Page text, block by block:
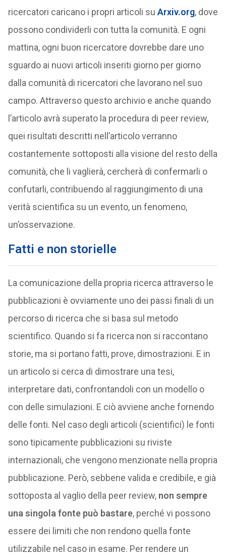
ricercatori caricano i propri articoli su Arxiv.org, dove
possono condividerli con tutta la comunità. E ogni
mattina, ogni buon ricercatore dovrebbe dare uno
sguardo ai nuovi articoli inseriti giorno per giorno
dalla comunità di ricercatori che lavorano nel suo
campo. Attraverso questo archivio e anche quando
l’articolo avrà superato la procedura di peer review,
quei risultati descritti nell’articolo verranno
costantemente sottoposti alla visione del resto della
comunità, che li vaglierà, cercherà di confermarli o
confutarli, contribuendo al raggiungimento di una
verità scientifica su un evento, un fenomeno,
un’osservazione.
Fatti e non storielle
La comunicazione della propria ricerca attraverso le
pubblicazioni è ovviamente uno dei passi finali di un
percorso di ricerca che si basa sul metodo
scientifico. Quando si fa ricerca non si raccontano
storie, ma si portano fatti, prove, dimostrazioni. E in
un articolo si cerca di dimostrare una tesi,
interpretare dati, confrontandoli con un modello o
con delle simulazioni. E ciò avviene anche fornendo
delle fonti. Nel caso degli articoli (scientifici) le fonti
sono tipicamente pubblicazioni su riviste
internazionali, che vengono menzionate nella propria
pubblicazione. Però, sebbene valida e credibile, e già
sottoposta al vaglio della peer review, non sempre
una singola fonte può bastare, perché vi possono
essere dei limiti che non rendono quella fonte
utilizzabile nel caso in esame. Per rendere un